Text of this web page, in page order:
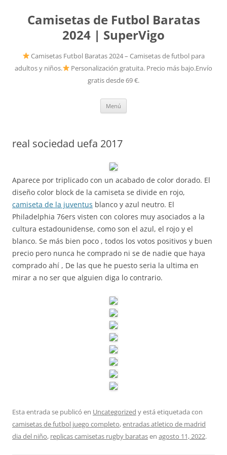
Camisetas de Futbol Baratas
2024 | SuperVigo
Camisetas Futbol Baratas 2024 – Camisetas de futbol para
adultos y niños.
Personalización gratuita. Precio más bajo.Envío
gratis desde 69 €.
Menú
real sociedad uefa 2017
Aparece por triplicado con un acabado de color dorado. El
diseño color block de la camiseta se divide en rojo,
camiseta de la juventus blanco y azul neutro. El
Philadelphia 76ers visten con colores muy asociados a la
cultura estadounidense, como son el azul, el rojo y el
blanco. Se más bien poco , todos los votos positivos y buen
precio pero nunca he comprado ni se de nadie que haya
comprado ahí , De las que he puesto seria la ultima en
mirar a no ser que alguien diga lo contrario.
Esta entrada se publicó en Uncategorized y está etiquetada con
camisetas de futbol juego completo,entradas atletico de madrid
dia del niño, replicas camisetas rugby baratasen agosto 11, 2022.